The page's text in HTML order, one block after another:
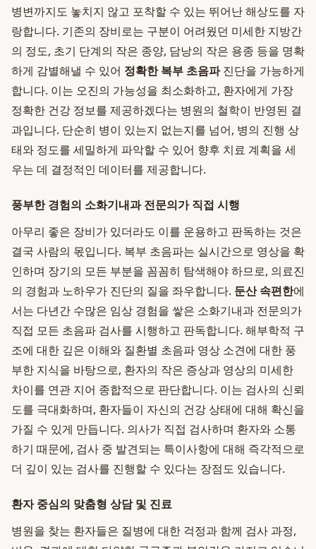
병변까지도 놓치지 않고 포착할 수 있는 뛰어난 해상도를 자
랑합니다. 기존의 장비로는 구분이 어려웠던 미세한 지방간
의 정도, 초기 단계의 작은 종양, 담낭의 작은 용종 등을 명확
하게 감별해낼 수 있어 정확한 복부 초음파진단을 가능하게
합니다. 이는 오진의 가능성을 최소화하고, 환자에게 가장
정확한 건강 정보를 제공하겠다는 병원의 철학이 반영된 결
과입니다. 단순히 병이 있는지 없는지를 넘어, 병의 진행 상
태와 정도를 세밀하게 파악할 수 있어 향후 치료 계획을 세
우는 데 결정적인 데이터를 제공합니다.
풍부한 경험의 소화기내과 전문의가 직접 시행
아무리 좋은 장비가 있더라도 이를 운용하고 판독하는 것은
결국 사람의 몫입니다. 복부 초음파는 실시간으로 영상을 확
인하며 장기의 모든 부분을 꼼꼼히 탐색해야 하므로, 의료진
의 경험과 노하우가 진단의 질을 좌우합니다. 둔산 속편한에
서는 다년간 수많은 임상 경험을 쌓은 소화기내과 전문의가
직접 모든 초음파 검사를 시행하고 판독합니다. 해부학적 구
조에 대한 깊은 이해와 질환별 초음파 영상 소견에 대한 풍
부한 지식을 바탕으로, 환자의 작은 증상과 영상의 미세한
차이를 연관 지어 종합적으로 판단합니다. 이는 검사의 신뢰
도를 극대화하며, 환자들이 자신의 건강 상태에 대해 확신을
가질 수 있게 만듭니다. 의사가 직접 검사하며 환자와 소통
하기 때문에, 검사 중 발견되는 특이사항에 대해 즉각적으로
더 깊이 있는 검사를 진행할 수 있다는 장점도 있습니다.
환자 중심의 맞춤형 상담 및 진료
병원을 찾는 환자들은 질병에 대한 걱정과 함께 검사 과정,